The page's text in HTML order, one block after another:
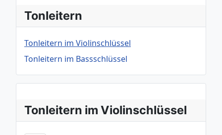
Tonleitern
Tonleitern im Violinschlüssel
Tonleitern im Bassschlüssel
Tonleitern im Violinschlüssel